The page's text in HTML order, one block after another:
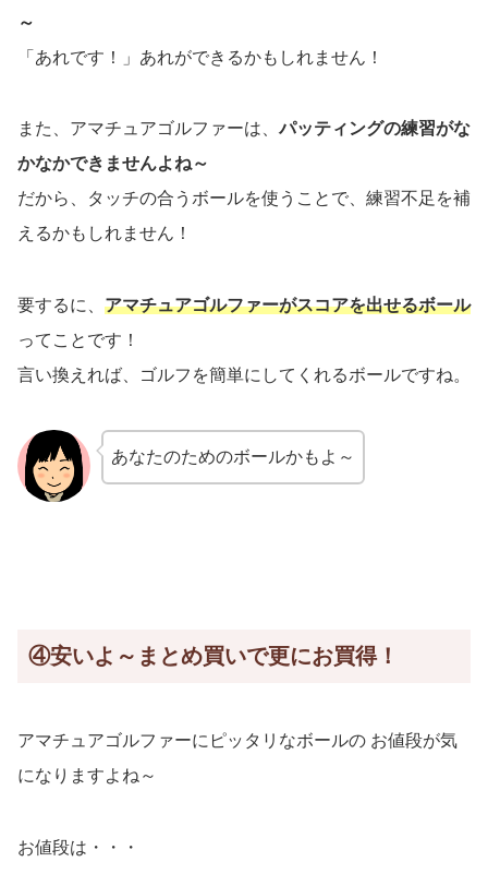
～
「あれです！」あれができるかもしれません！
また、アマチュアゴルファーは、パッティングの練習がな
かなかできませんよね～
だから、タッチの合うボールを使うことで、練習不足を補
えるかもしれません！
要するに、 アマチュアゴルファーがスコアを出せるボール
ってことです！
言い換えれば、ゴルフを簡単にしてくれるボールですね。
あなたのためのボールかもよ～
④安いよ～まとめ買いで更にお買得！
アマチュアゴルファーにピッタリなボールの お値段が気
になりますよね～
お値段は・・・